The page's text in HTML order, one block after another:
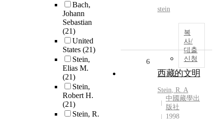
Bach,
Johann
Sebastian
(21)
United
States (21)
Stein,
Elias M.
(21)
Stein,
Robert H.
(21)
Stein, R.
stein
복
사/
대출
신청
6
西藏的文明
Stein, R. A
中國藏學出
版社
1998